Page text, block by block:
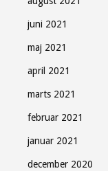
juni 2021
maj 2021
april 2021
marts 2021
februar 2021
januar 2021
december 2020